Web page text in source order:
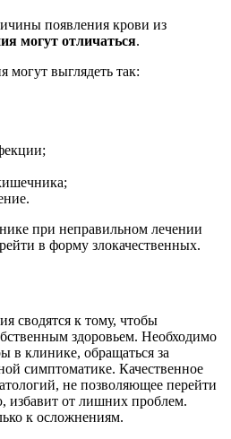
появления крови из
могут отличаться.
могут выглядеть так:
при неправильном лечении
в форму злокачественных.
сводятся к тому, чтобы
здоровьем. Необходимо
в клинике, обращаться за
симптоматике. Качественное
не позволяющее перейти
от лишних проблем.
к осложнениям.